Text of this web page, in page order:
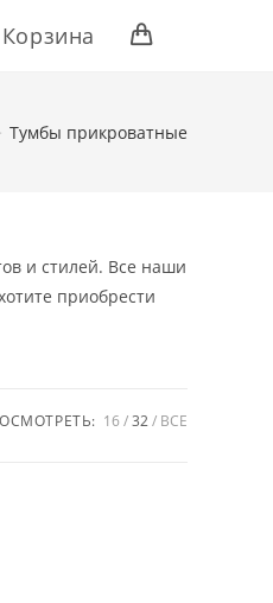
Корзина
Тумбы прикроватные
и стилей. Все наши
приобрести
16 32 ВСЕ